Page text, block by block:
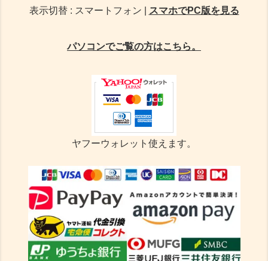
表示切替 : スマートフォン | スマホでPC版を見る
パソコンでご覧の方はこちら。
ヤフーウォレット使えます。